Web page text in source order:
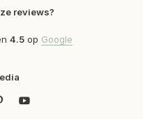
reviews?
4.5 op Google